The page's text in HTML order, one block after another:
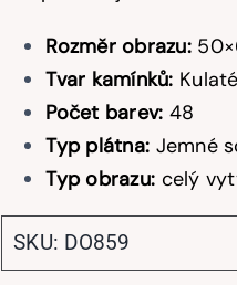
Rozměr obrazu:
Tvar kamínků: Kulaté
Počet barev: 48
Typ plátna: Jemné
Typ obrazu: celý
SKU: DO859